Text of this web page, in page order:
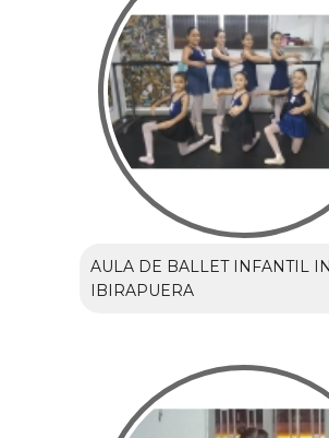
AULA DE BALLET INFANTIL
IBIRAPUERA